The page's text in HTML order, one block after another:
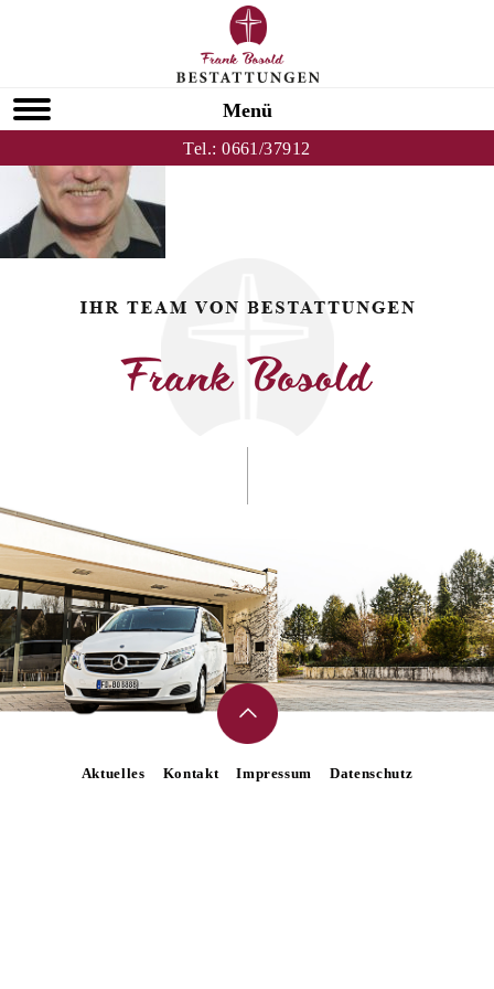
Menü
Tel.:0661/37912
HOMEPAGE
Aktuelles Kontakt Impressum Datenschutz